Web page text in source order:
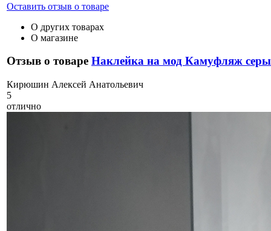
Оставить отзыв о товаре
О других товарах
О магазине
Отзыв о товаре Наклейка на мод Камуфляж
Кирюшин Алексей Анатольевич
5
отлично